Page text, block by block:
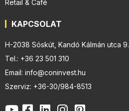
Retail & Café
KAPCSOLAT
H-2038 Sóskút, Kandó Kálmán utca 9.
Tel.: +36 23 501 310
Email: info@coninvest.hu
Szerviz: +36-30/984-8513